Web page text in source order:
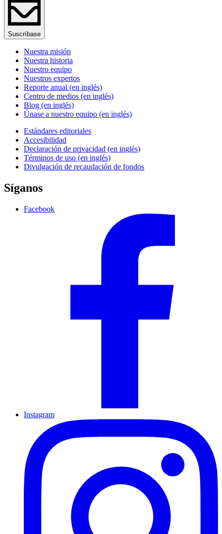
Suscríbase
Nuestra misión
Nuestra historia
Nuestro equipo
Nuestros expertos
Reporte anual (en inglés)
Centro de medios (en inglés)
Blog (en inglés)
Únase a nuestro equipo (en inglés)
Estándares editoriales
Accesibilidad
Declaración de privacidad (en inglés)
Términos de uso (en inglés)
Divulgación de recaudación de fondos
Síganos
Facebook
Instagram